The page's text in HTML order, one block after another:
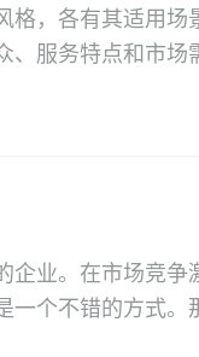
，各有其适用场
、服务特点和市场
企业。在市场竞争
一个不错的方式。